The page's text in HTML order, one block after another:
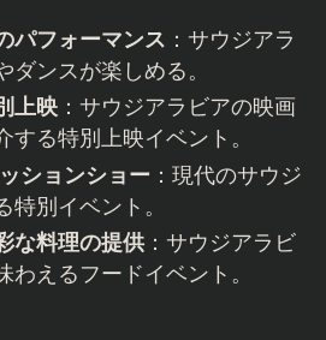
パフォーマンス ：サウジアラ
ダンスが楽しめる。
上映：サウジアラビアの映画
する特別上映イベント。
ションショー ：現代のサウジ
特別イベント。
な料理の提供：サウジアラビ
わえるフードイベント。